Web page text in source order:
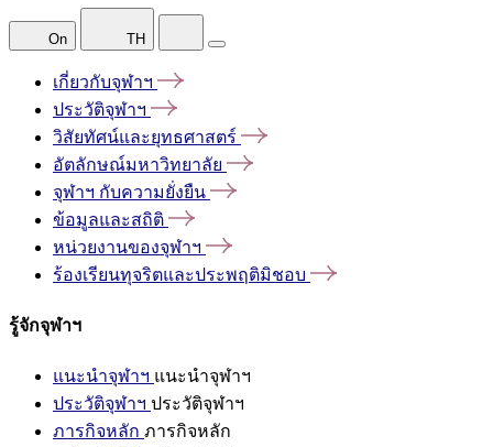
On TH
เกี่ยวกับจุฬาฯ
ประวัติจุฬาฯ
วิสัยทัศน์และยุทธศาสตร์
อัตลักษณ์มหาวิทยาลัย
จุฬาฯ กับความยั่งยืน
ข้อมูลและสถิติ
หน่วยงานของจุฬาฯ
ร้องเรียนทุจริตและประพฤติมิชอบ
รู้จักจุฬาฯ
แนะนำจุฬาฯ แนะนำจุฬาฯ
ประวัติจุฬาฯ ประวัติจุฬาฯ
ภารกิจหลัก ภารกิจหลัก